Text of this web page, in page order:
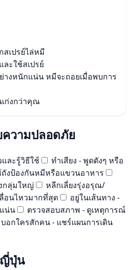
สเปรย์ไล่หมี
ะใช้สเปรย์
งหนักแน่น หมีจะถอยเมื่อพบการ
ก่งกว่าคุณ
ความปลอดภัย
ละรู้วิธีใช้
ทำเสียง - พูดดังๆ หรือ
ถังป้องกันหมีหรือแขวนอาหาร
กลุ่มใหญ่
หลีกเลี่ยงรุ่งอรุณ/
อนไหวมากที่สุด
อยู่ในเส้นทาง -
น่น
ตรวจสอบสภาพ - ดูเหตุการณ์
บอกใครสักคน - แชร์แผนการเดิน
ปุ่น